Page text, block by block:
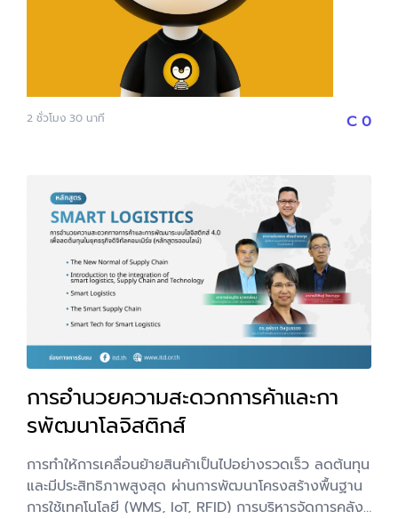
of Branding แค่สวยยังไม่พอสร้างแบรนด์ - โดย คุณ
แสน CEO Super Supp. Agency 5. จับตลาด
Community ด้วยการเปลี่ยนคาเฟ่เป็นจุดนัดพบ - โดย
คุณป๊อป ผู้ร่วมก่อตั้งร้าน RISE Coffee และคุณตี๋ เจ้าของ
ร้าน Rosetta Padleaw 6. สร้างทีมยังไงให้ธุรกิจเติบโตได้
ในระยะยาว - โดย คุณนิ่ม เจ้าของร้าน Dose Factory และ
เจ้าของร้าน - โดย คุณหนึ่ง SUPER Academy 8. 5
Café Magic Number (ตัวเลขที่คนทำคาเฟ่ต้องรู้) - โดย
คุณต่อเพนกวิน 9. From Cafe to Retail Products จาก
ร้านกาแฟ สู่แบรนด์สินค้า : วิธีขยายธุรกิจให้ไปได้ไกลกว่า
หน้าร้าน - โดย คุณกอล์ฟ CEO The Summer House
Coffee Company 10. เปลี่ยนร้านคาเฟ่ธรรมดา ให้กลาย
เป็น Destination ของลูกค้า - โดย คุณอั๋น เจ้าของร้าน
ณิธาน Coffee's Tale และคุณสมาร์ท เจ้าของร้าน
Factory Coffee และคุณวิธ เจ้าของร้าน Little Tree
Cafe 11. From Recipe to SOP เปลี่ยนสูตรอาหารให้
กลายเป็นระบบ (แจก Template การสร้าง SOP ท้าย
Session) - โดย คุณต่าย ผู้ร่วมก่อตั้งเพจ เพื่อนแท้ร้าน
อาหาร 12. เจ๊งในกระดาษธุรกิจคาเฟ่ (แจก Template
ตรวจสุขภาพธุรกิจท้าย Session) - โดย คุณต่อเพนกวิน
13. ส่องโมเดลธุรกิจกาแฟในต่างแดน ผู้ประกอบการไทย
เรียนรู้อะไรได้บ้าง? - โดย คุณมุก Head Barista Axil
2 ชั่วโมง 30 นาที C 0
การอำนวยความสะดวกการค้าและกา
รพัฒนาโลจิสติกส์
การทำให้การเคลื่อนย้ายสินค้าเป็นไปอย่างรวดเร็ว ลดต้นทุน
และมีประสิทธิภาพสูงสุด ผ่านการพัฒนาโครงสร้างพื้นฐาน
การใช้เทคโนโลยี (WMS, IoT, RFID) การบริหารจัดการคลัง